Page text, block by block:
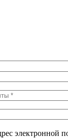
электронной